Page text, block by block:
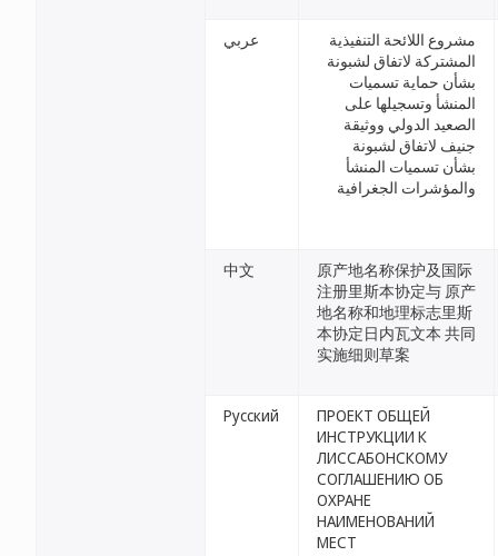
عربي
مشروع اللائحة التنفيذية
المشتركة لاتفاق لشبونة
بشأن حماية تسميات
المنشأ وتسجيلها على
الصعيد الدولي ووثيقة
جنيف لاتفاق لشبونة
بشأن تسميات المنشأ
والمؤشرات الجغرافية
中文
原产地名称保护及国际
注册里斯本协定与 原产
地名称和地理标志里斯
本协定日内瓦文本 共同
实施细则草案
Русский
ПРОЕКТ ОБЩЕЙ
ИНСТРУКЦИИ К
ЛИССАБОНСКОМУ
СОГЛАШЕНИЮ ОБ
ОХРАНЕ
НАИМЕНОВАНИЙ
МЕСТ